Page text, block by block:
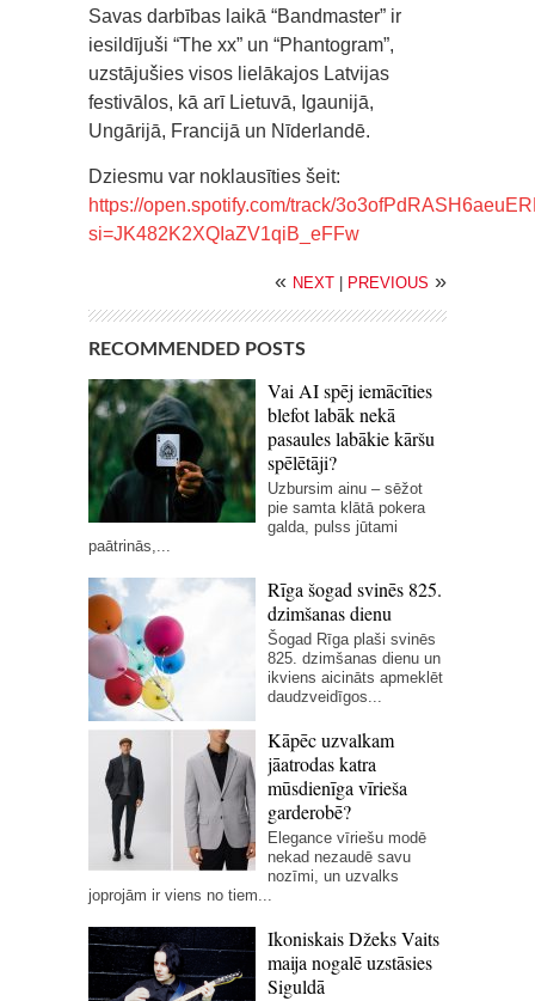
Savas darbības laikā “Bandmaster” ir
iesildījuši “The xx” un “Phantogram”,
uzstājušies visos lielākajos Latvijas
festivālos, kā arī Lietuvā, Igaunijā,
Ungārijā, Francijā un Nīderlandē.
Dziesmu var noklausīties šeit:
https://open.spotify.com/track/
si=JK482K2XQIaZV1qiB_eFFw
« NEXT | PREVIOUS »
RECOMMENDED POSTS
Vai AI spēj iemācīties
blefot labāk nekā
pasaules labākie kāršu
spēlētāji?
Uzbursim ainu – sēžot
pie samta klātā pokera
galda, pulss jūtami
paātrinās,...
Rīga šogad svinēs 825.
dzimšanas dienu
Šogad Rīga plaši svinēs
825. dzimšanas dienu un
ikviens aicināts apmeklēt
daudzveidīgos...
Kāpēc uzvalkam
jāatrodas katra
mūsdienīga vīrieša
garderobē?
Elegance vīriešu modē
nekad nezaudē savu
nozīmi, un uzvalks
joprojām ir viens no tiem...
Ikoniskais Džeks Vaits
maija nogalē uzstāsies
Siguldā